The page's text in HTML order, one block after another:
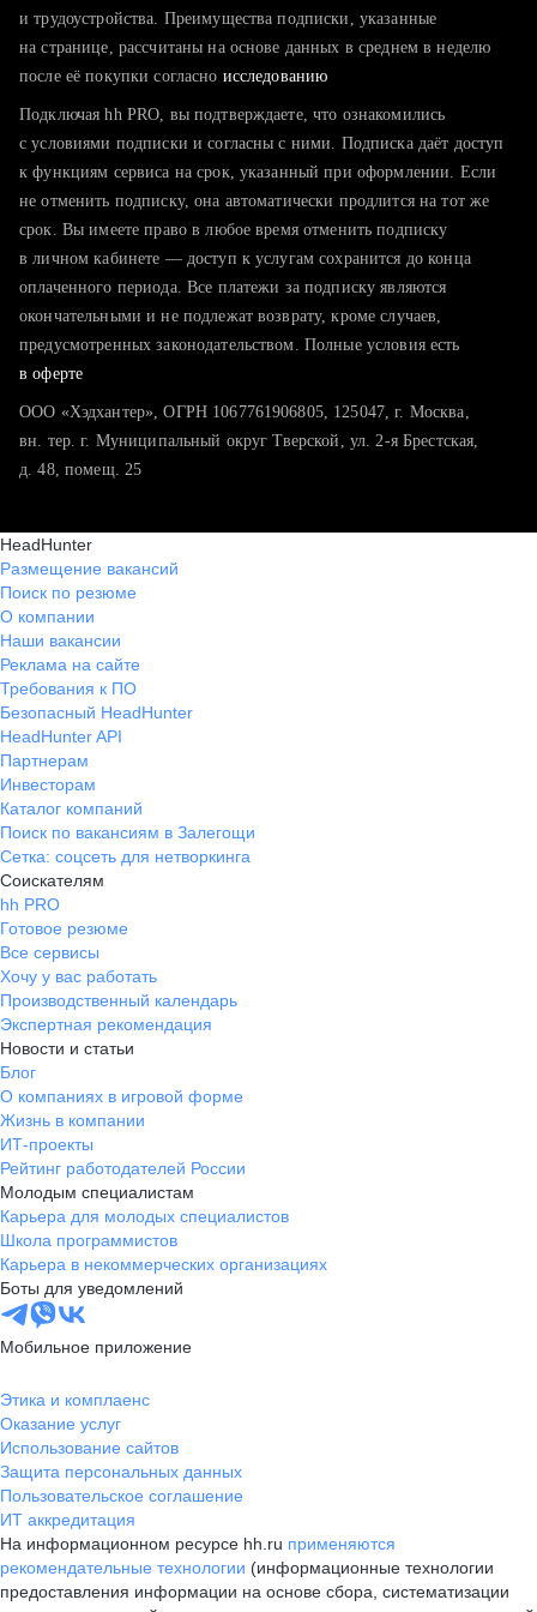
тратите много времени на поиск и вручную поднимаете
хотите сравнить себя с конкурентами и оценить шансы
и трудоустройства. Преимущества подписки, указанные
на странице, рассчитаны на основе данных в среднем в неделю
после её покупки согласно исследованию
Подключая hh PRO, вы подтверждаете, что ознакомились
с условиями подписки и согласны с ними. Подписка даёт доступ
к функциям сервиса на срок, указанный при оформлении. Если
не отменить подписку, она автоматически продлится на тот же
срок. Вы имеете право в любое время отменить подписку
в личном кабинете — доступ к услугам сохранится до конца
оплаченного периода. Все платежи за подписку являются
окончательными и не подлежат возврату, кроме случаев,
предусмотренных законодательством. Полные условия есть
в оферте
ООО «Хэдхантер», ОГРН 1067761906805, 125047, г. Москва,
вн. тер. г. Муниципальный округ Тверской, ул. 2-я Брестская,
д. 48, помещ. 25
HeadHunter
Размещение вакансий
Поиск по резюме
О компании
Наши вакансии
Реклама на сайте
Требования к ПО
Безопасный HeadHunter
HeadHunter API
Партнерам
Инвесторам
Каталог компаний
Поиск по вакансиям в Залегощи
Сетка: соцсеть для нетворкинга
Соискателям
hh PRO
Готовое резюме
Все сервисы
Хочу у вас работать
Производственный календарь
Экспертная рекомендация
Новости и статьи
Блог
О компаниях в игровой форме
Жизнь в компании
ИТ-проекты
Рейтинг работодателей России
Молодым специалистам
Карьера для молодых специалистов
Школа программистов
Карьера в некоммерческих организациях
Боты для уведомлений
Мобильное приложение
Этика и комплаенс
Оказание услуг
Использование сайтов
Защита персональных данных
Пользовательское соглашение
ИТ аккредитация
На информационном ресурсе hh.ru применяются
рекомендательные технологии (информационные технологии
предоставления информации на основе сбора, систематизации